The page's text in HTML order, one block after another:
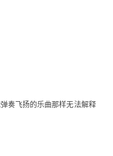
奏飞扬的乐曲那样无法解释